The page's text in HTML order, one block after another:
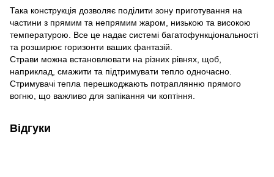
Така конструкція дозволяє поділити зону приготування на
частини з прямим та непрямим жаром, низькою та високою
температурою. Все це надає системі багатофункціональності
та розширює горизонти ваших фантазій.
Страви можна встановлювати на різних рівнях, щоб,
наприклад, смажити та підтримувати тепло одночасно.
Стримувачі тепла перешкоджають потраплянню прямого
вогню, що важливо для запікання чи коптіння.
Відгуки